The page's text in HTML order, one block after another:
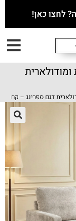
דגם ספרינג – קרם